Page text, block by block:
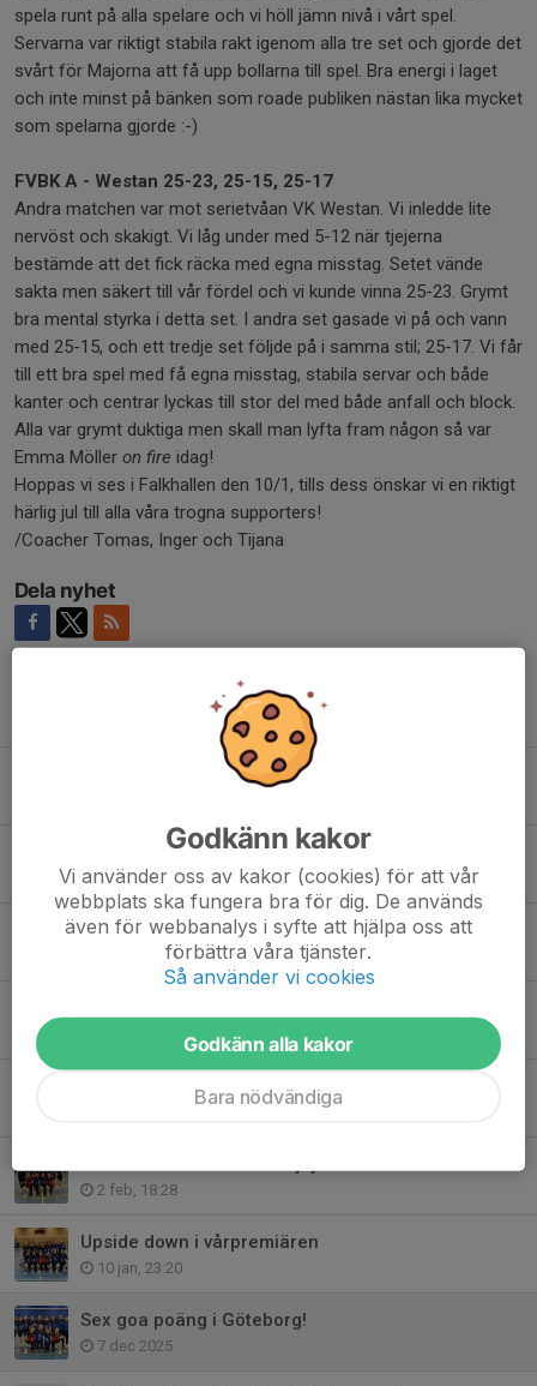
spela runt på alla spelare och vi höll jämn nivå i vårt spel.
Servarna var riktigt stabila rakt igenom alla tre set och gjorde det
svårt för Majorna att få upp bollarna till spel. Bra energi i laget
och inte minst på bänken som roade publiken nästan lika mycket
som spelarna gjorde :-)
FVBK A - Westan 25-23, 25-15, 25-17
Andra matchen var mot serietvåan VK Westan. Vi inledde lite
nervöst och skakigt. Vi låg under med 5-12 när tjejerna
bestämde att det fick räcka med egna misstag. Setet vände
sakta men säkert till vår fördel och vi kunde vinna 25-23. Grymt
bra mental styrka i detta set. I andra set gasade vi på och vann
med 25-15, och ett tredje set följde på i samma stil; 25-17. Vi får
till ett bra spel med få egna misstag, stabila servar och både
kanter och centrar lyckas till stor del med både anfall och block.
Alla var grymt duktiga men skall man lyfta fram någon så var
Emma Möller on fire idag!
Hoppas vi ses i Falkhallen den 10/1, tills dess önskar vi en riktigt
härlig jul till alla våra trogna supporters!
/Coacher Tomas, Inger och Tijana
Dela nyhet
Bra spel räckte inte riktigt i kvalet
Seriesegrare!!!
21 mar, 23:30
Klart för kval efter seger i Kungsbacka
11 mar, 00:01
Dubbla segrar fick avsluta helgen
2 feb, 18:28
Upside down i vårpremiären
10 jan, 23:20
Sex goa poäng i Göteborg!
7 dec 2025
Godkänn kakor
Vi använder oss av kakor (cookies) för att vår
webbplats ska fungera bra för dig. De används
även för webbanalys i syfte att hjälpa oss att
förbättra våra tjänster.
Så använder vi cookies
Godkänn alla kakor
Bara nödvändiga